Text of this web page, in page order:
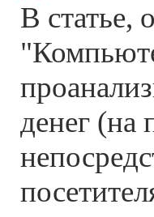
В статье,
денег (на